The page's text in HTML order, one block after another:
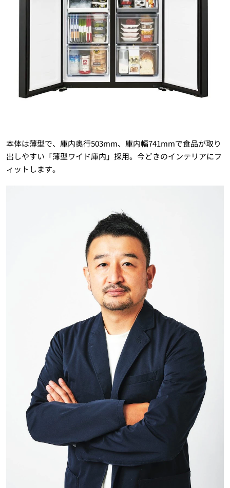
本体は薄型で、庫内奥行503mm、庫内幅741mmで食品が取り
出しやすい「薄型ワイド庫内」採用。今どきのインテリアにフ
ィットします。